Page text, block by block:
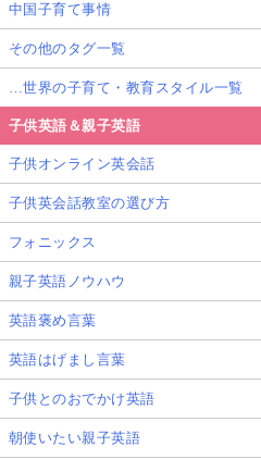
参考サイト：
KUBIK Uppsala –
barn- och
アートも友だち作りも
ウプサラの無料アート
– för er mellan 7-15 år i
ト
中国子育て事情
その他のタグ一覧
…世界の子育て・教育スタイル一覧
子供英語＆親子英語
子供オンライン英会話
子供英会話教室の選び方
フォニックス
親子英語ノウハウ
英語褒め言葉
英語はげまし言葉
子供とのおでかけ英語
朝使いたい親子英語